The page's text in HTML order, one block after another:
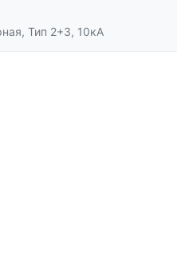
Тип 2+3, 10кА